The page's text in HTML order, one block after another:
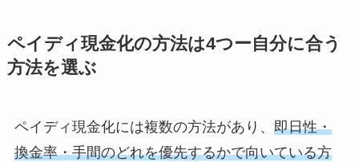
ペイディ現金化の方法は4つー自分に合う
方法を選ぶ
ペイディ現金化には複数の方法があり、 即日性・
換金率・手間のどれを優先するかで向いている方